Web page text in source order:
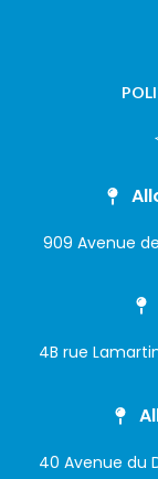
909 Avenue
4B rue
40 Avenue du